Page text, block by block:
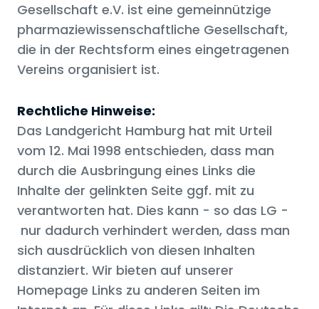
Gesellschaft e.V. ist eine gemeinnützige
pharmaziewissenschaftliche Gesellschaft,
die in der Rechtsform eines eingetragenen
Vereins organisiert ist.
Rechtliche Hinweise:
Das Landgericht Hamburg hat mit Urteil
vom 12. Mai 1998 entschieden, dass man
durch die Ausbringung eines Links die
Inhalte der gelinkten Seite ggf. mit zu
verantworten hat. Dies kann - so das LG -
nur dadurch verhindert werden, dass man
sich ausdrücklich von diesen Inhalten
distanziert. Wir bieten auf unserer
Homepage Links zu anderen Seiten im